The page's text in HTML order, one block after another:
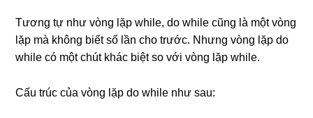
Tương tự như vòng lặp while, do while cũng là một vòng
lặp mà không biết số lần cho trước. Nhưng vòng lặp do
while có một chút khác biệt so với vòng lặp while.
Cấu trúc của vòng lặp do while như sau: